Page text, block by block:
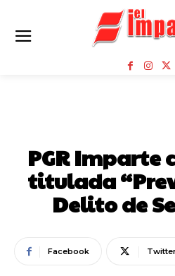
PGR Imparte
titulada
Delito de
Facebook